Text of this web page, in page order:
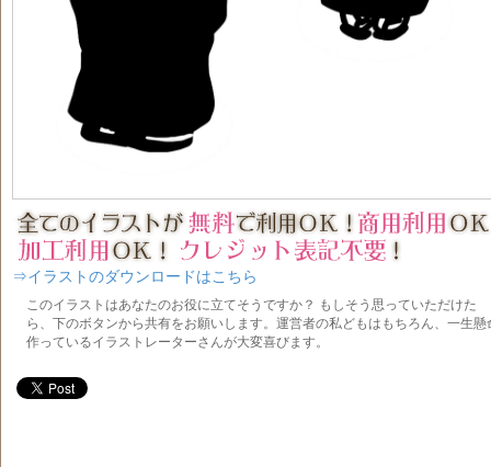
⇒イラストのダウンロードはこちら